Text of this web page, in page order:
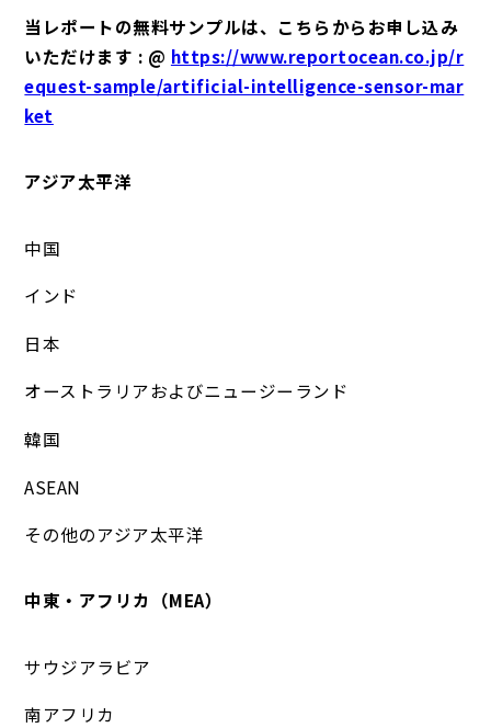
当レポートの無料サンプルは、こちらからお申し込み
いただけます : @ https://www.reportocean.co.jp/r
equest-sample/artificial-intelligence-sensor-mar
ket
アジア太平洋
中国
インド
日本
オーストラリアおよびニュージーランド
韓国
ASEAN
その他のアジア太平洋
中東・アフリカ（MEA）
サウジアラビア
南アフリカ